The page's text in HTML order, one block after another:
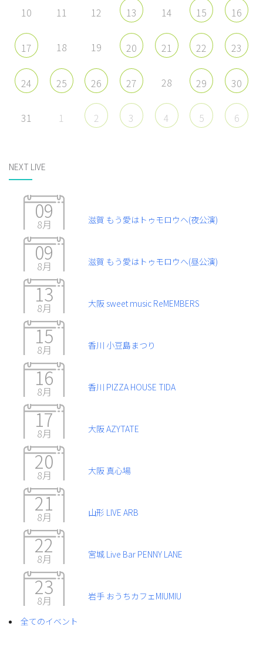
10 11 12 13 14 15 16
17 18 19 20 21 22 23
24 25 26 27 28 29 30
31 1 2 3 4 5 6
NEXT LIVE
09
8月 滋賀 もう愛はトゥモロウヘ(夜公演)
09
8月 滋賀 もう愛はトゥモロウヘ(昼公演)
13
8月 大阪 sweet music ReMEMBERS
15
8月 香川 小豆島まつり
16
8月 香川 PIZZA HOUSE TIDA
17
8月 大阪 AZYTATE
20
8月 大阪 真心場
21
8月 山形 LIVE ARB
22
8月 宮城 Live Bar PENNY LANE
23
8月 岩手 おうちカフェMIUMIU
全てのイベント